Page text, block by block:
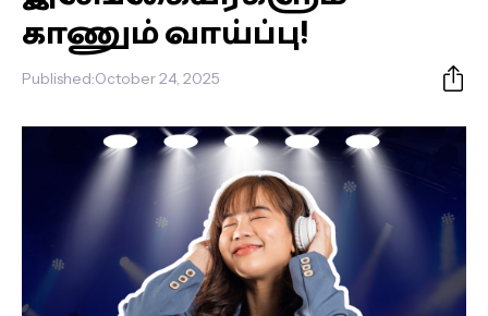
காணும் வாய்ப்பு!
Published:October 24, 2025